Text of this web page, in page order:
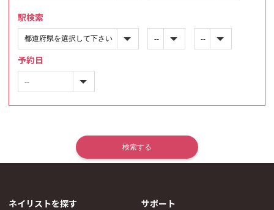
駅検索
予約日
ネイリストを探す サポート